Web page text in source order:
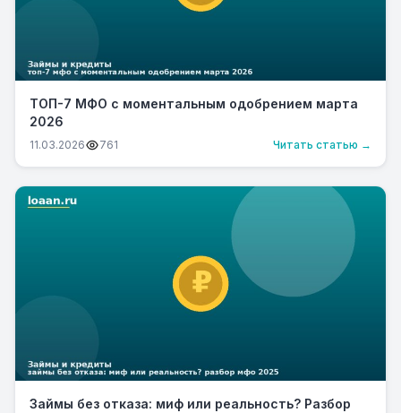
ТОП-7 МФО с моментальным одобрением марта
2026
11.03.2026 761 Читать статью →
Займы без отказа: миф или реальность? Разбор